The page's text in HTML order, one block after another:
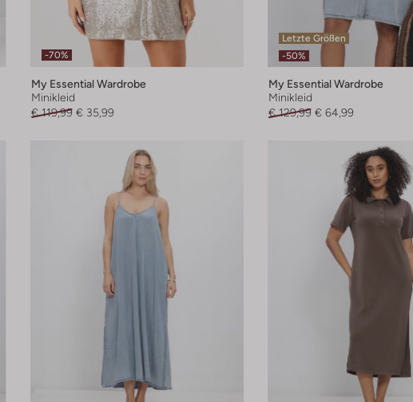
-70%
My Essential Wardrobe
Minikleid
€ 119,99 € 35,99
Letzte Größen
-50%
My Essential Wardrobe
Minikleid
€ 129,99 € 64,99